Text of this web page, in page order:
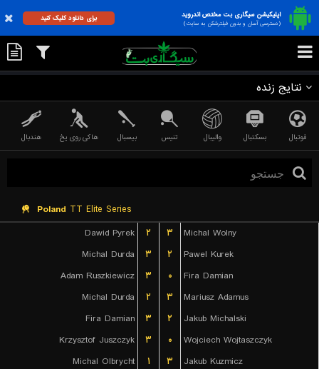
اپلیکیشن سیگاری بت مختص اندروید
(دسترسی آسان و بدون فیلترشکن به سایت)
برای دانلود کلیک کنید
نتایج زنده
فوتبال بسکتبال والیبال تنیس بیسبال هاکی روی یخ هندبال
Poland TT Elite Series
Dawid Pyrek
۲ ۳
Michal Wolny
Michal Durda
۳ ۲
Pawel Kurek
Adam Ruszkiewicz
۳ ۰
Fira Damian
Michal Durda
۲ ۳
Mariusz Adamus
Fira Damian
۳ ۲
Jakub Michalski
Krzysztof Juszczyk
۳ ۰
Wojciech Wojtaszczyk
Michal Olbrycht
۱ ۳
Jakub Kuzmicz